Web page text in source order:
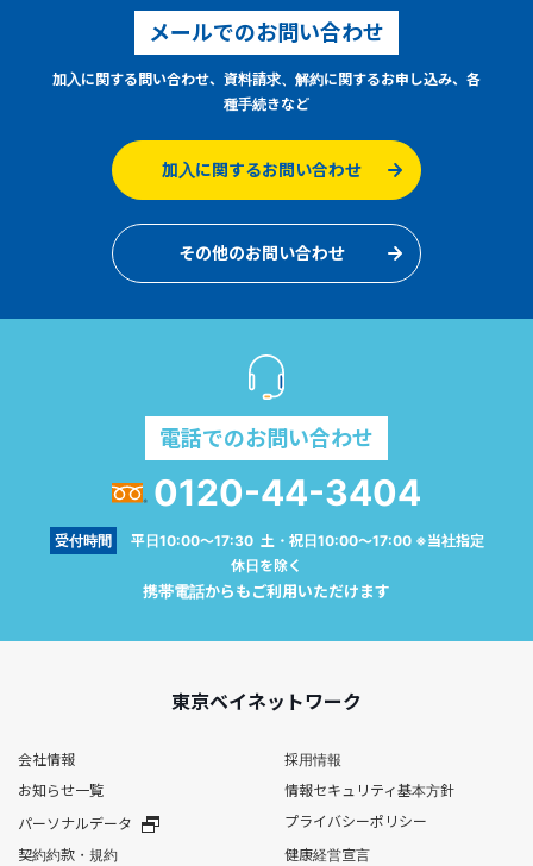
メールでのお問い合わせ
加入に関する問い合わせ、資料請求、解約に関するお申し込み、各
種手続きなど
加入に関するお問い合わせ
その他のお問い合わせ
電話でのお問い合わせ
0120-44-3404
受付時間
平日10:00～17:30 土・祝日10:00～17:00 ※当社指定
休日を除く
携帯電話からもご利用いただけます
東京ベイネットワーク
会社情報
採用情報
お知らせ一覧
情報セキュリティ基本方針
パーソナルデータ
プライバシーポリシー
契約約款・規約
健康経営宣言